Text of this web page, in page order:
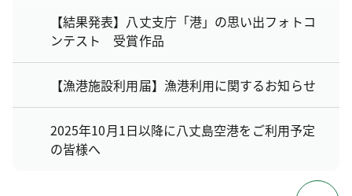
【結果発表】八丈支庁「港」の思い出フォトコ
ンテスト 受賞作品
【漁港施設利用届】漁港利用に関するお知らせ
2025年10月1日以降に八丈島空港をご利用予定
の皆様へ